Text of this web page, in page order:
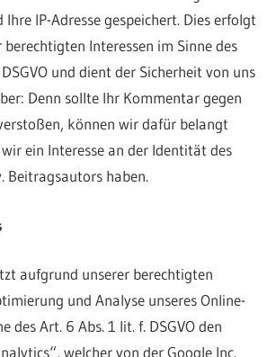
IP-Adresse gespeichert. Dies erfolgt
Interessen im Sinne des
und dient der Sicherheit von uns
Denn sollte Ihr Kommentar gegen
können wir dafür belangt
ein Interesse an der Identität des
Beitragsautors haben.
aufgrund unserer berechtigten
und Analyse unseres Online-
des Art. 6 Abs. 1 lit. f. DSGVO den
welcher von der Google Inc.